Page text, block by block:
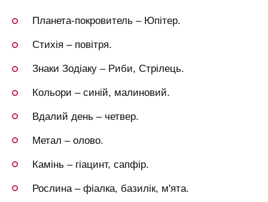
Планета-покровитель – Юпітер.
Стихія – повітря.
Знаки Зодіаку – Риби, Стрілець.
Кольори – синій, малиновий.
Вдалий день – четвер.
Метал – олово.
Камінь – гіацинт, сапфір.
Рослина – фіалка, базилік, м'ята.